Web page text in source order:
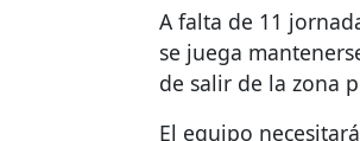
A falta de 11
se juega
de salir de la zona
El equipo